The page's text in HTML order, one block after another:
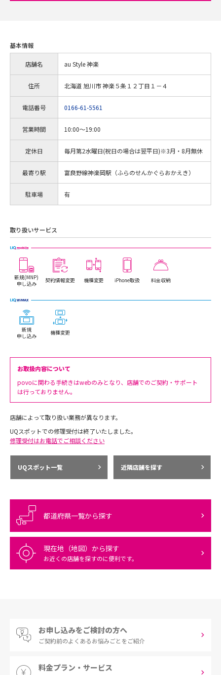
基本情報
店舗名 au Style 神楽
住所 北海道 旭川市 神楽５条１２丁目１－４
電話番号 0166-61-5561
営業時間 10:00～19:00
定休日 毎月第2水曜日(祝日の場合は翌平日)※3月・8月無休
最寄り駅 富良野線神楽岡駅（ふらのせんかぐらおかえき）
駐車場 有
取り扱いサービス
新規(MNP)
申し込み
契約情報変更 機種変更 iPhone取扱 料金収納
新規
申し込み
機種変更
お取扱内容について
povoに関わる手続きはwebのみとなり、店舗でのご契約・サポート
は行っておりません。
店舗によって取り扱い業務が異なります。
UQスポットでの修理受付は終了いたしました。
修理受付はお電話でご相談ください
UQスポット一覧 近隣店舗を探す
都道府県一覧から探す
現在地（地図）から探す
お近くの店舗を探すのに便利です。
お申し込みをご検討の方へ
ご契約前のよくあるお悩みごとをご紹介
料金プラン・サービス